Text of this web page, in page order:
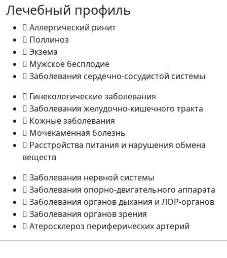
Лечебный профиль
Аллергический ринит
Поллиноз
Экзема
Мужское бесплодие
Заболевания сердечно-сосудистой системы
Гинекологические заболевания
Заболевания желудочно-кишечного тракта
Кожные заболевания
Мочекаменная болезнь
Расстройства питания и нарушения обмена
веществ
Заболевания нервной системы
Заболевания опорно-двигательного аппарата
Заболевания органов дыхания и ЛОР-органов
Заболевания органов зрения
Атеросклероз периферических артерий